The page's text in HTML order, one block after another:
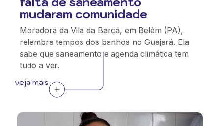
mudaram comunidade
Moradora da Vila da Barca, em Belém (PA),
relembra tempos dos banhos no Guajará. Ela
sabe que saneamento e agenda climática tem
tudo a ver.
veja mais